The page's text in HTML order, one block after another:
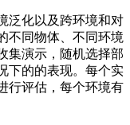
化以及跨环境和对
不同物体、不同环境
集演示，随机选择部
下的的表现。每个实
行评估，每个环境有